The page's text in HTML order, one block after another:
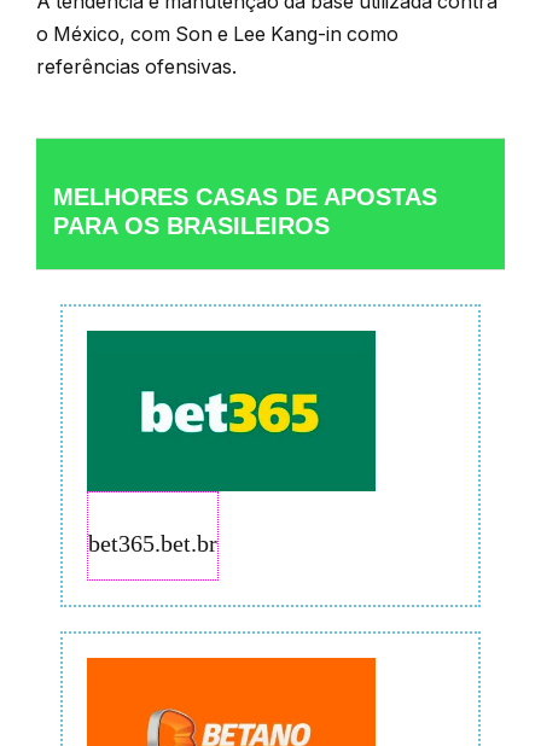
o México, com Son e Lee Kang-in como
referências ofensivas.
MELHORES CASAS DE APOSTAS
PARA OS BRASILEIROS
bet365.bet.br